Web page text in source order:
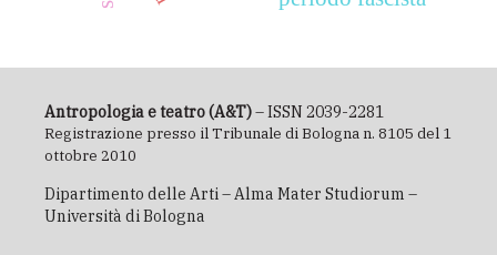
Antropologia e teatro (A&T)– ISSN 2039-2281
Registrazione presso il Tribunale di Bologna n. 8105 del 1
ottobre 2010
Dipartimento delle Arti – Alma Mater Studiorum –
Università di Bologna